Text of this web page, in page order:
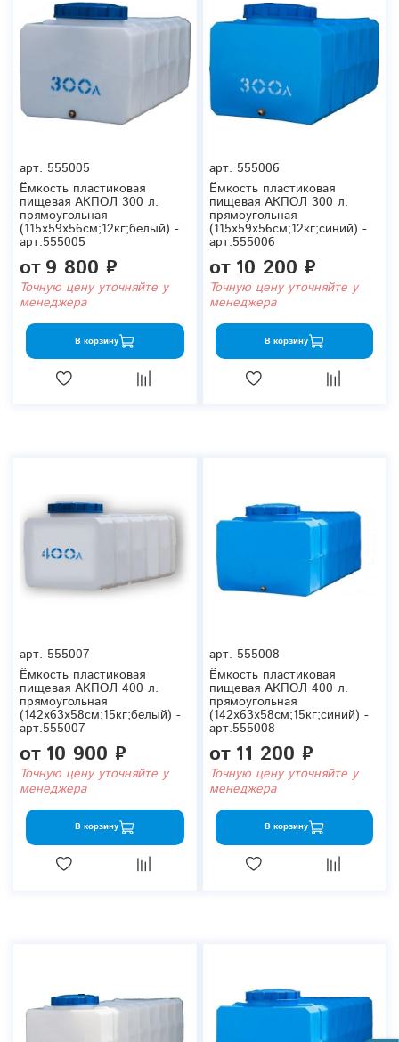
арт. 555005
Ёмкость пластиковая
пищевая АКПОЛ 300 л.
прямоугольная
(115x59x56см;12кг;белый) -
арт.555005
от9 800 ₽
Точную цену уточняйте у
менеджера
В корзину
арт. 555006
Ёмкость пластиковая
пищевая АКПОЛ 300 л.
прямоугольная
(115x59x56см;12кг;синий) -
арт.555006
от 10 200 ₽
Точную цену уточняйте у
менеджера
В корзину
арт. 555007
Ёмкость пластиковая
пищевая АКПОЛ 400 л.
прямоугольная
(142x63x58см;15кг;белый) -
арт.555007
от 10 900 ₽
Точную цену уточняйте у
менеджера
В корзину
арт. 555008
Ёмкость пластиковая
пищевая АКПОЛ 400 л.
прямоугольная
(142x63x58см;15кг;синий) -
арт.555008
от 11 200 ₽
Точную цену уточняйте у
менеджера
В корзину